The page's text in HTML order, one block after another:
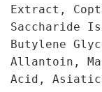
Extract,
Saccharide
Butylene
Allantoin,
Acid,